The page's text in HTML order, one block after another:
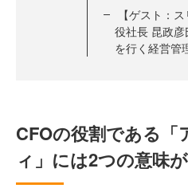
【ゲスト：
役社長 昆政
を行く経営管
CFOの役割である
ィ」には2つの意味